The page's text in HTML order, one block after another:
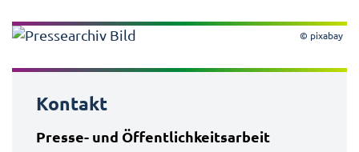
© pixabay
Kontakt
Presse- und Öffentlichkeitsarbeit